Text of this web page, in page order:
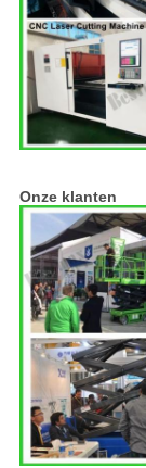
Onze klanten